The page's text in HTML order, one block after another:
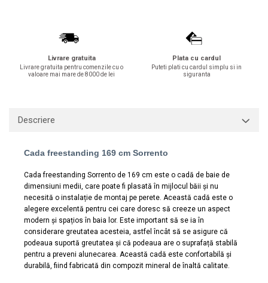
Lavoare freestanding
Lavoare sub blat
Lavoare pe mobilier
Bideuri
Bideuri suspendate
Vase WC
Vase WC stative
Vase WC suspendate
WC pentru persoane cu dizabilitati
Capace
Capace WC softclose
Livrare gratuita
Livrare gratuita pentru comenzile cu o
valoare mai mare de 8000 de lei
Plata cu cardul
Puteti plati cu cardul simplu si in
siguranta
Descriere
Cada freestanding 169 cm Sorrento
Cada freestanding Sorrento de 169 cm este o cadă de baie de
dimensiuni medii, care poate fi plasată în mijlocul băii și nu
necesită o instalație de montaj pe perete. Această cadă este o
alegere excelentă pentru cei care doresc să creeze un aspect
modern și spațios în baia lor. Este important să se ia în
considerare greutatea acesteia, astfel încât să se asigure că
podeaua suportă greutatea și că podeaua are o suprafață stabilă
pentru a preveni alunecarea. Această cadă este confortabilă și
durabilă, fiind fabricată din compozit mineral de înaltă calitate.